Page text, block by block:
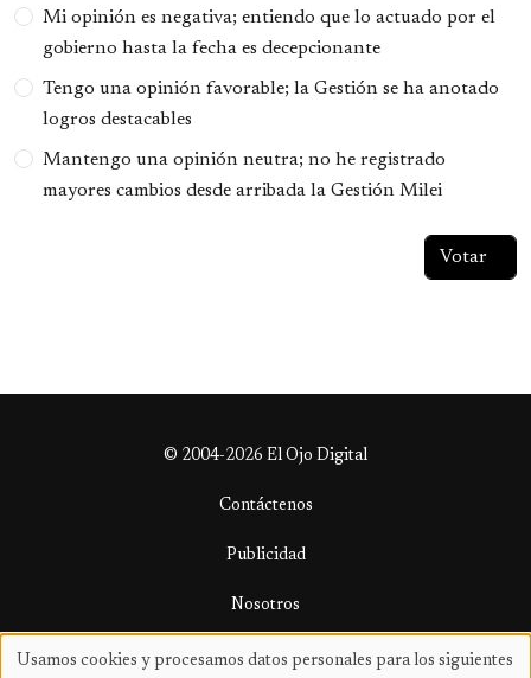
Opciones
Mi opinión es negativa; entiendo que lo actuado por el
gobierno hasta la fecha es decepcionante
Tengo una opinión favorable; la Gestión se ha anotado
logros destacables
Mantengo una opinión neutra; no he registrado
mayores cambios desde arribada la Gestión Milei
© 2004-2026 El Ojo Digital
Contáctenos
Publicidad
Nosotros
Términos y condiciones
Usamos cookies y procesamos datos personales para los siguientes